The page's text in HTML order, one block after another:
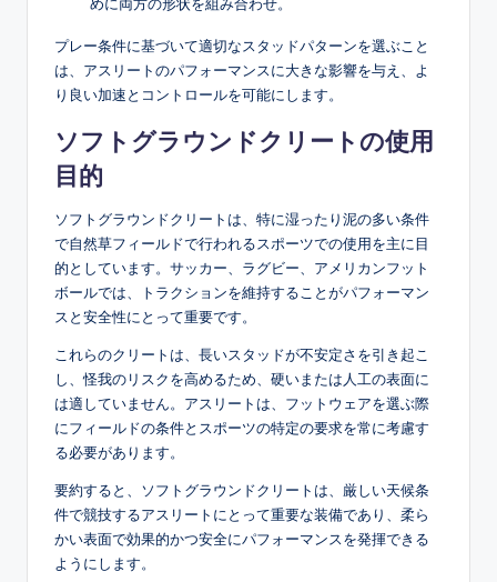
プレー条件に基づいて適切なスタッドパターンを選ぶこと
は、アスリートのパフォーマンスに大きな影響を与え、よ
り良い加速とコントロールを可能にします。
ソフトグラウンドクリートの使用
目的
ソフトグラウンドクリートは、特に湿ったり泥の多い条件
で自然草フィールドで行われるスポーツでの使用を主に目
的としています。サッカー、ラグビー、アメリカンフット
ボールでは、トラクションを維持することがパフォーマン
スと安全性にとって重要です。
これらのクリートは、長いスタッドが不安定さを引き起こ
し、怪我のリスクを高めるため、硬いまたは人工の表面に
は適していません。アスリートは、フットウェアを選ぶ際
にフィールドの条件とスポーツの特定の要求を常に考慮す
る必要があります。
要約すると、ソフトグラウンドクリートは、厳しい天候条
件で競技するアスリートにとって重要な装備であり、柔ら
かい表面で効果的かつ安全にパフォーマンスを発揮できる
ようにします。